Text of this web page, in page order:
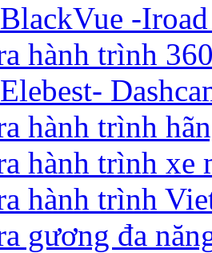
-
hành trình
hành trình
hành trình xe
hành trình
gương đa